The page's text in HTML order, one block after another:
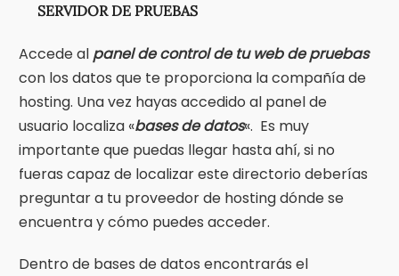
SERVIDOR DE PRUEBAS
Accede al panel de control de tu web de pruebas
con los datos que te proporciona la compañía de
hosting. Una vez hayas accedido al panel de
usuario localiza «bases de datos«. Es muy
importante que puedas llegar hasta ahí, si no
fueras capaz de localizar este directorio deberías
preguntar a tu proveedor de hosting dónde se
encuentra y cómo puedes acceder.
Dentro de bases de datos encontrarás el